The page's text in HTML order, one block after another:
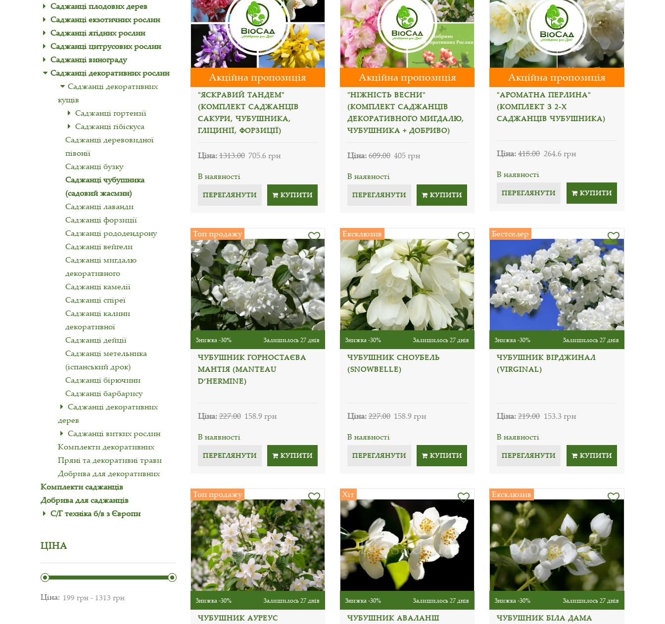
Саджанці плодових дерев
Саджанці екзотичних рослин
Саджанці ягідних рослин
Саджанці цитрусових рослин
Саджанці винограду
Саджанці декоративних рослин
Саджанці декоративних
кущів
Саджанці гортензії
Саджанці гібіскуса
Саджанці деревовидної
півонії
Саджанці бузку
Саджанці чубушника
(садовий жасмин)
Саджанці лаванди
Саджанці форзиції
Саджанці рододендрону
Саджанці вейгели
Саджанці мигдалю
декоративного
Саджанці камелії
Саджанці спіреї
Саджанці калини
декоративної
Саджанці дейції
Саджанці метельника
(іспанський дрок)
Саджанці бірючини
Саджанці барбарису
Саджанці декоративних
дерев
Саджанці витких рослин
Комплекти декоративних
Пряні та декоративні трави
Добрива для декоративних
Комплекти саджанців
Добрива для саджанців
С/Г техніка б/в з Європи
ЦІНА
Ціна:
Акційна пропозиція
"ЯСКРАВИЙ ТАНДЕМ"
(КОМПЛЕКТ САДЖАНЦІВ
САКУРИ, ЧУБУШНИКА,
ГЛІЦИНІЇ, ФОРЗИЦІЇ)
Ціна:1313.00 705.6 грн
В наявності
ПЕРЕГЛЯНУТИ КУПИТИ
Акційна пропозиція
"НІЖНІСТЬ ВЕСНИ"
(КОМПЛЕКТ САДЖАНЦІВ
ДЕКОРАТИВНОГО МИГДАЛЮ,
ЧУБУШНИКА + ДОБРИВО)
Ціна:609.00 405 грн
В наявності
ПЕРЕГЛЯНУТИ КУПИТИ
Акційна пропозиція
"АРОМАТНА ПЕРЛИНА"
(КОМПЛЕКТ З 2-Х
САДЖАНЦІВ ЧУБУШНИКА)
Ціна:418.00 264.6 грн
В наявності
ПЕРЕГЛЯНУТИ КУПИТИ
Топ продажу
Знижка -30% Залишилось 27 днів
ЧУБУШНИК ГОРНОСТАЄВА
МАНТІЯ (MANTEAU
D’HERMINE)
Ціна:227.00 158.9 грн
В наявності
ПЕРЕГЛЯНУТИ КУПИТИ
Ексклюзив
Знижка -30% Залишилось 27 днів
ЧУБУШНИК СНОУБЕЛЬ
(SNOWBELLE)
Ціна:227.00 158.9 грн
В наявності
ПЕРЕГЛЯНУТИ КУПИТИ
Бестселер
Знижка -30% Залишилось 27 днів
ЧУБУШНИК ВІРДЖИНАЛ
(VIRGINAL)
Ціна:219.00 153.3 грн
В наявності
ПЕРЕГЛЯНУТИ КУПИТИ
Топ продажу
Знижка -30% Залишилось 27 днів
ЧУБУШНИК АУРЕУС
Хіт
Знижка -30% Залишилось 27 днів
ЧУБУШНИК АВАЛАНШ
Ексклюзив
Знижка -30% Залишилось 27 днів
ЧУБУШНИК БІЛА ДАМА